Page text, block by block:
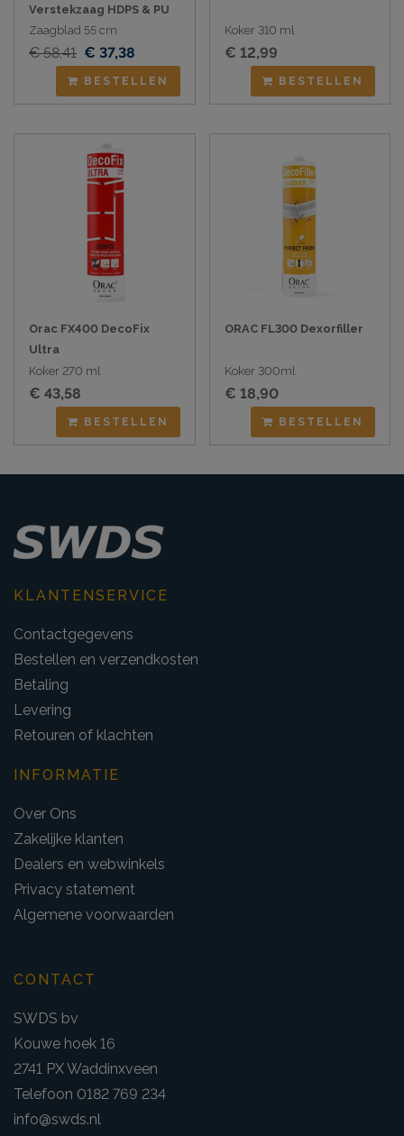
Verstekzaag HDPS & PU
Zaagblad 55 cm
€ 58,41 € 37,38
BESTELLEN
Koker 310 ml
€ 12,99
BESTELLEN
Orac FX400 DecoFix
Ultra
Koker 270 ml
€ 43,58
BESTELLEN
ORAC FL300 Dexorfiller
Koker 300ml
€ 18,90
BESTELLEN
KLANTENSERVICE
Contactgegevens
Bestellen en verzendkosten
Betaling
Levering
Retouren of klachten
INFORMATIE
Over Ons
Zakelijke klanten
Dealers en webwinkels
Privacy statement
Algemene voorwaarden
CONTACT
SWDS bv
Kouwe hoek 16
2741 PX Waddinxveen
Telefoon 0182 769 234
info@swds.nl